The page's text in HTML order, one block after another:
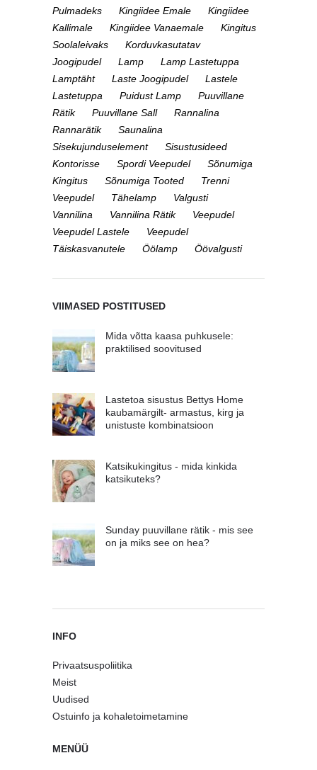
Pulmadeks
Kingiidee Emale
Kingiidee
Kallimale
Kingiidee Vanaemale
Kingitus
Soolaleivaks
Korduvkasutatav
Joogipudel
Lamp
Lamp Lastetuppa
Lamptäht
Laste Joogipudel
Lastele
Lastetuppa
Puidust Lamp
Puuvillane
Rätik
Puuvillane Sall
Rannalina
Rannarätik
Saunalina
Sisekujunduselement
Sisustusideed
Kontorisse
Spordi Veepudel
Sõnumiga
Kingitus
Sõnumiga Tooted
Trenni
Veepudel
Tähelamp
Valgusti
Vannilina
Vannilina Rätik
Veepudel
Veepudel Lastele
Veepudel
Täiskasvanutele
Öölamp Öövalgusti
VIIMASED POSTITUSED
Mida võtta kaasa puhkusele:
praktilised soovitused
Lastetoa sisustus Bettys Home
kaubamärgilt- armastus, kirg ja
unistuste kombinatsioon
Katsikukingitus - mida kinkida
katsikuteks?
Sunday puuvillane rätik - mis see
on ja miks see on hea?
INFO
Privaatsuspoliitika
Meist
Uudised
Ostuinfo ja kohaletoimetamine
MENÜÜ